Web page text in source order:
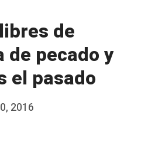
de
de pecado y
el pasado
2016